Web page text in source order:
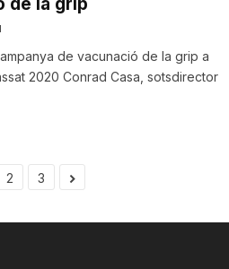
de la grip
de vacunació de la grip a
2020 Conrad Casa, sotsdirector
2 3